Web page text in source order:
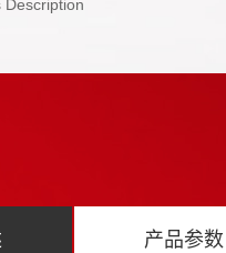
Description
产品参数